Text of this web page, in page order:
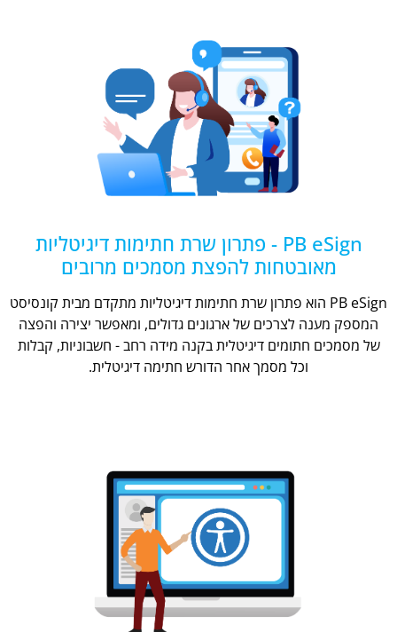
PB eSign - פתרון שרת חתימות דיגיטליות
מאובטחות להפצת מסמכים מרובים
PB eSign הוא פתרון שרת חתימות דיגיטליות מתקדם מבית קונסיסט
המספק מענה לצרכים של ארגונים גדולים, ומאפשר יצירה והפצה
של מסמכים חתומים דיגיטלית בקנה מידה רחב - חשבוניות, קבלות
וכל מסמך אחר הדורש חתימה דיגיטלית.